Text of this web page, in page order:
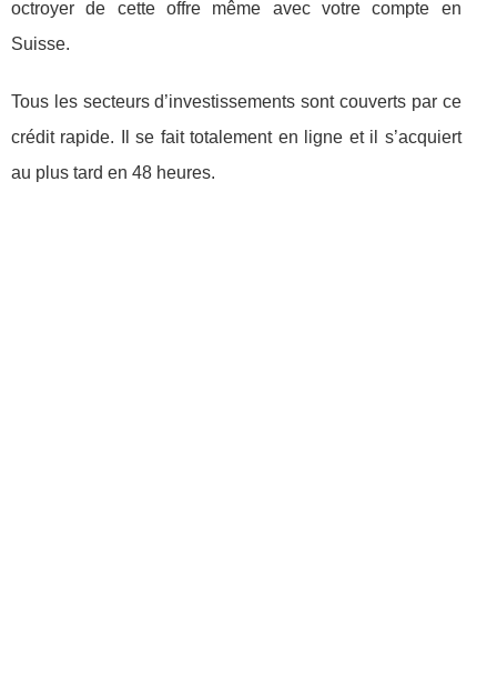
octroyer de cette offre même avec votre compte en
Suisse.
Tous les secteurs d’investissements sont couverts par ce
crédit rapide. Il se fait totalement en ligne et il s’acquiert
au plus tard en 48 heures.